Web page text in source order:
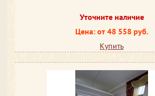
Уточните наличие
Цена: от 48 558 руб.
Купить